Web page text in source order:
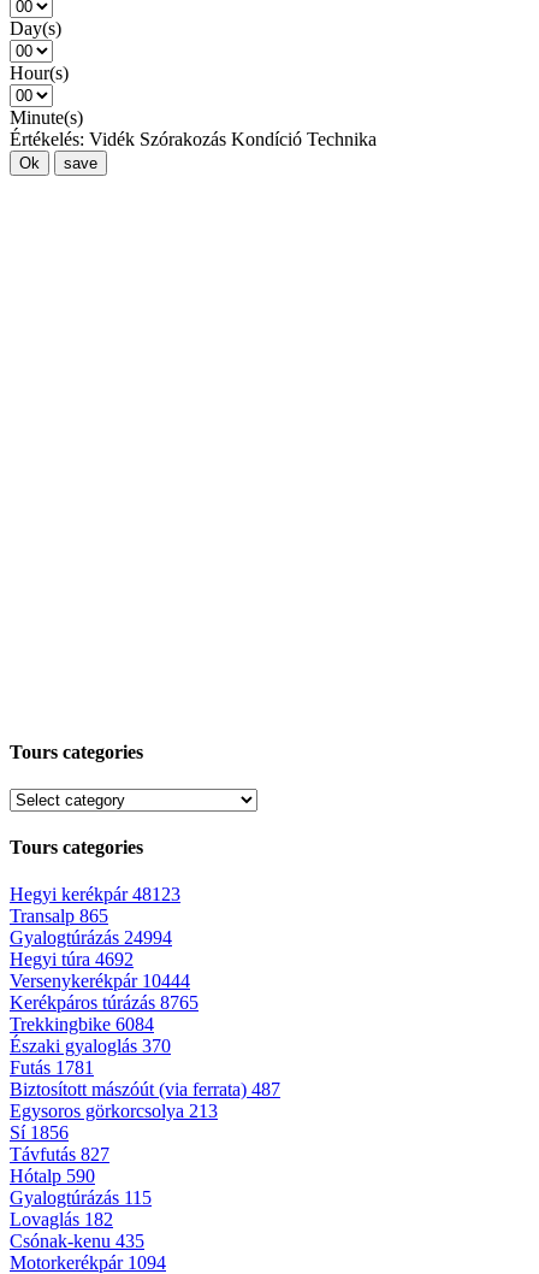
Day(s)
Hour(s)
Minute(s)
Értékelés: Vidék Szórakozás Kondíció Technika
Ok save
Tours categories
Tours categories
Hegyi kerékpár48123
Transalp 865
Gyalogtúrázás 24994
Hegyi túra 4692
Versenykerékpár 10444
Kerékpáros túrázás 8765
Trekkingbike 6084
Északi gyaloglás 370
Futás 1781
Biztosított mászóút (via ferrata) 487
Egysoros görkorcsolya 213
Sí 1856
Távfutás 827
Hótalp 590
Gyalogtúrázás 115
Lovaglás 182
Csónak-kenu 435
Motorkerékpár 1094